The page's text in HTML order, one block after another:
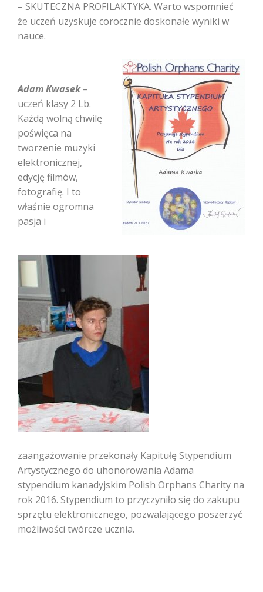
– SKUTECZNA PROFILAKTYKA. Warto wspomnieć
że uczeń uzyskuje corocznie doskonałe wyniki w
nauce.
Adam Kwasek –
uczeń klasy 2 Lb.
Każdą wolną chwilę
poświęca na
tworzenie muzyki
elektronicznej,
edycję filmów,
fotografię. I to
właśnie ogromna
pasja i
zaangażowanie przekonały Kapitułę Stypendium
Artystycznego do uhonorowania Adama
stypendium kanadyjskim Polish Orphans Charity na
rok 2016. Stypendium to przyczyniło się do zakupu
sprzętu elektronicznego, pozwalającego poszerzyć
możliwości twórcze ucznia.